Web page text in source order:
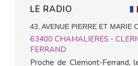
LE RADIO
43, AVENUE PIERRE ET MARIE
63400 CHAMALIERES -
FERRAND
Proche de Clemont-Ferrand,